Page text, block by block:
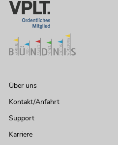
Über uns
Kontakt/Anfahrt
Support
Karriere